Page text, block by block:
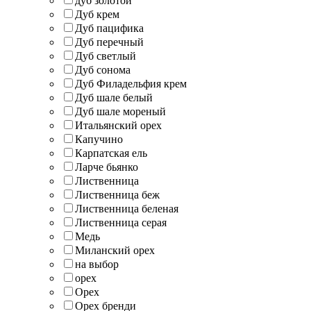
Дуб крем
Дуб пацифика
Дуб перечный
Дуб светлый
Дуб сонома
Дуб Филадельфия крем
Дуб шале белый
Дуб шале мореный
Итальянский орех
Капучино
Карпатская ель
Ларче бьянко
Лиственница
Лиственница беж
Лиственница беленая
Лиственница серая
Медь
Миланский орех
на выбор
орех
Орех
Орех бренди